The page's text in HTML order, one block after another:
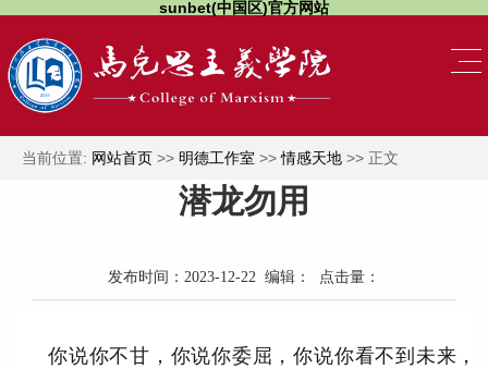
sunbet(中国区)官方网站
当前位置: 网站首页 >> 明德工作室 >>情感天地 >> 正文
潜龙勿用
发布时间：2023-12-22 编辑： 点击量：
你说你不甘，你说你委屈，你说你看不到未来，